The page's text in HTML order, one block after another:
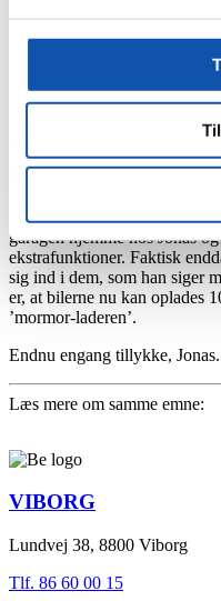
Julen varer
Jonas Hald, der ejer
blev vinderen af den
ifm. vores
Som fotoet afslører, fylder
garagen hjemme hos Jonas
ekstrafunktioner. Faktisk
sig ind i dem, som han siger
er, at bilerne nu kan oplades
’mormor-laderen’.
Endnu engang tillykke, Jonas.
Læs mere om samme emne:
VIBORG
Lundvej 38, 8800 Viborg
Tlf. 86 60 00 15